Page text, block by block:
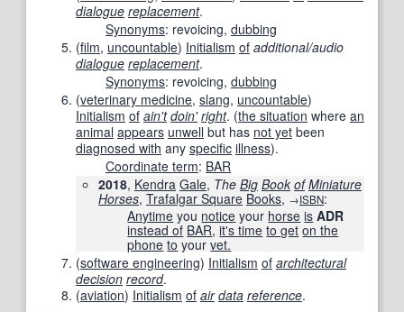
dialogue replacement.
Synonyms: revoicing, dubbing
(film, uncountable) Initialism of additional/audio
dialogue replacement.
Synonyms: revoicing, dubbing
(veterinary medicine, slang, uncountable)
Initialism of ain't doin' right. (the situation where an
animal appears unwell but has not yet been
diagnosed with any specific illness).
Coordinate term: BAR
2018, Kendra Gale, The Big Book of Miniature
Horses‎, Trafalgar Square Books, →ISBN:
Anytime you notice your horse is ADR
instead of BAR,it's time to get on the
phone to yourvet.
(software engineering) Initialism of architectural
decision record.
(aviation) Initialism of air data reference.